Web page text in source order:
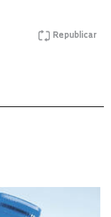
Republicar